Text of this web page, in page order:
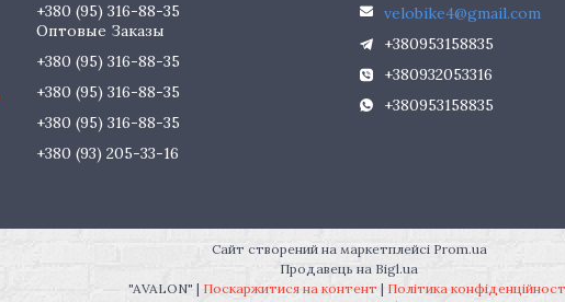
+380 (95) 316-88-35
Оптовые Заказы
+380 (95) 316-88-35
+380 (95) 316-88-35
+380 (95) 316-88-35
+380 (93) 205-33-16
velobike4@gmail.com
+380953158835
+380932053316
+380953158835
Сайт створений на маркетплейсі Prom.ua
Продавець на Bigl.ua
"AVALON" | Поскаржитися на контент | Політика